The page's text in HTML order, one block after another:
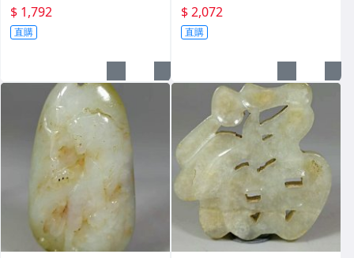
$ 1,792
直購
$ 2,072
直購